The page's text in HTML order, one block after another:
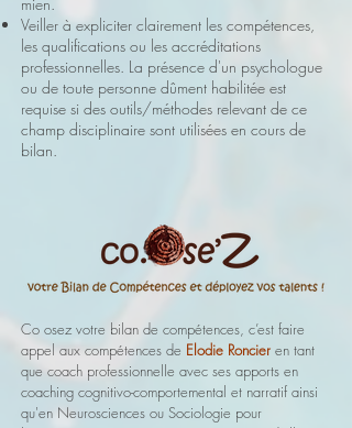
Veiller à expliciter clairement les compétences,
les qualifications ou les accréditations
professionnelles. La présence d'un psychologue
ou de toute personne dûment habilitée est
requise si des outils/méthodes relevant de ce
champ disciplinaire sont utilisées en cours de
bilan.
Co osez votre bilan de compétences, c’est faire
appel aux compétences de Elodie Roncier en tant
que coach professionnelle avec ses apports en
coaching cognitivo-comportemental et narratif ainsi
qu'en Neurosciences ou Sociologie pour